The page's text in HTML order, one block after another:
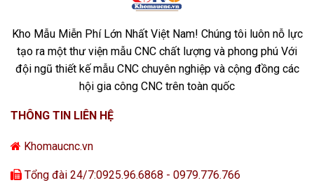
Kho Mẫu Miễn Phí Lớn Nhất Việt Nam! Chúng tôi luôn nỗ lực
tạo ra một thư viện mẫu CNC chất lượng và phong phú Với
đội ngũ thiết kế mẫu CNC chuyên nghiệp và cộng đồng các
hội gia công CNC trên toàn quốc
THÔNG TIN LIÊN HỆ
Khomaucnc.vn
Tổng đài 24/7:0925.96.6868 - 0979.776.766